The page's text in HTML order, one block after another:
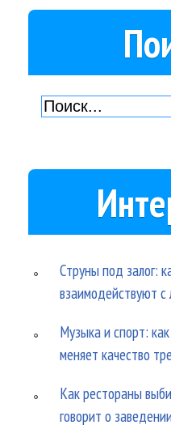
Струны под залог:
взаимодействуют
Музыка и спорт:
меняет качество
Как рестораны
говорит о